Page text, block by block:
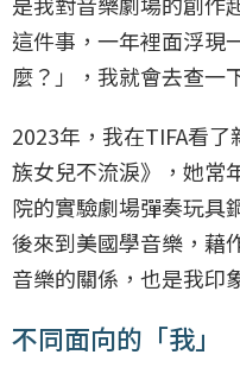
這件事，一年裡面浮現
麼？」，我就會去查一
2023年，我在TIFA看
族女兒不流淚》，她常
院的實驗劇場彈奏玩具
後來到美國學音樂，藉
音樂的關係，也是我印
不同面向的「我」